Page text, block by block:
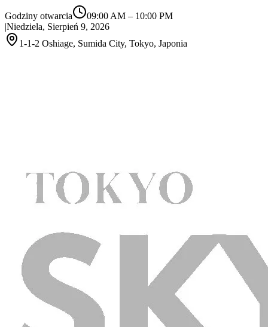
Godziny otwarcia 09:00 AM – 10:00 PM
|Niedziela, Sierpień 9, 2026
1-1-2 Oshiage, Sumida City, Tokyo, Japonia